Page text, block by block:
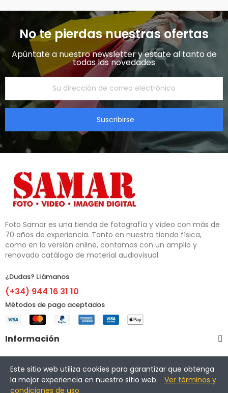
No te pierdas nuestras ofertas
Apúntate a nuestro newsletter y estate al tanto de
todas las novedades​
Suscribirse
Foto Samar es una tienda de fotografía y vídeo con más de
70 años de experiencia. Tanto en nuestra tienda física,
como en la versión online, contamos con un amplio y
renovado catálogo de material audiovisual.
¿Dudas? Llámanos​
(+34) 944 16 31 10
Métodos de pago aceptados
Información
Otros enlaces
Este sitio web utiliza cookies para garantizar que obtenga
la mejor experiencia en nuestro sitio web.
Ver términos y
condiciones de uso